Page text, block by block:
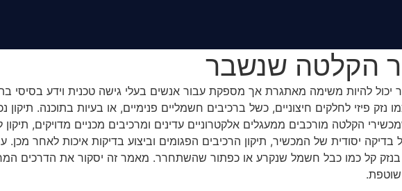
הקלטה שנשבר
יכול להיות משימה מאתגרת אך מספקת עבור אנשים בעלי גישה טכנית וידע
נזק פיזי לחלקים חיצוניים, כשל ברכיבים חשמליים פנימיים, או בעיות בתוכנה.
הקלטה מורכבים ממעגלים אלקטרוניים עדינים ומרכיבים מכניים מדויקים,
בדיקה יסודית של המכשיר, תיקון הרכיבים הפגומים וביצוע בדיקות איכות לאחר מכן.
קל כמו כבל חשמל שנקרע או כפתור שהשתחרר. מאמר זה יסקור את הדרכים
שוטפת.